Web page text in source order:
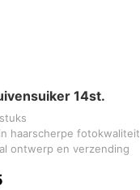
14st.
haarscherpe fotokwaliteit
ontwerp en verzending